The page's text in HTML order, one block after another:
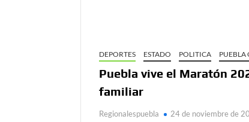
DEPORTES ESTADO POLITICA PUEBLA
Puebla vive el Maratón
familiar
Regionalespuebla 24 de noviembre de